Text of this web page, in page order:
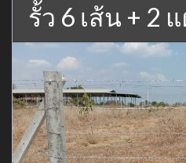
รั้ว 6 เส้น + 2